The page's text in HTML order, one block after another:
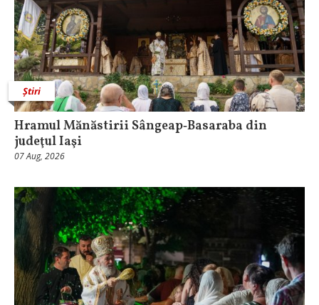
Știri
Hramul Mănăstirii Sângeap‑Basaraba din
judeţul Iaşi
07 Aug, 2026